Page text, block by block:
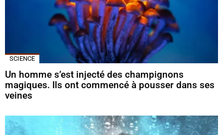
SCIENCE
Un homme s’est injecté des champignons
magiques. Ils ont commencé à pousser dans ses
veines